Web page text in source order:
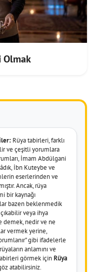
Olmak
Rüya tabirleri, farklı
ve çeşitli yorumlara
İmam Abdülgani
İbn Kuteybe ve
eserlerinden ve
Ancak, rüya
bir kaynağı
bazen beklenmedik
veya ihya
demek, nedir ve ne
vermek yerine,
gibi ifadelerle
anlamını ve
görmek için Rüya
atabilirsiniz.